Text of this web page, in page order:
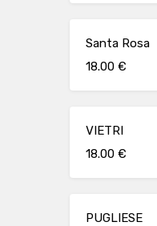
Santa Rosa
18.00 €
VIETRI
18.00 €
PUGLIESE